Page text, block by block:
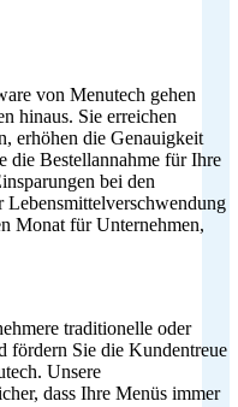
von Menutech gehen
hinaus. Sie erreichen
erhöhen die Genauigkeit
die Bestellannahme für Ihre
bei den
Lebensmittelverschwendung
Monat für Unternehmen,
traditionelle oder
fördern Sie die Kundentreue
Unsere
dass Ihre Menüs immer